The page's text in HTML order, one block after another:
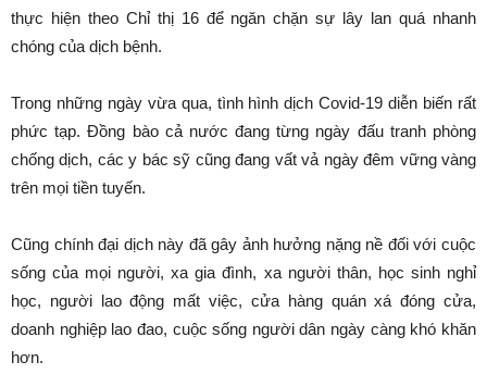
thực hiện theo Chỉ thị 16 để ngăn chặn sự lây lan quá nhanh
chóng của dịch bệnh.
Trong những ngày vừa qua, tình hình dịch Covid-19 diễn biến rất
phức tạp. Đồng bào cả nước đang từng ngày đấu tranh phòng
chống dịch, các y bác sỹ cũng đang vất vả ngày đêm vững vàng
trên mọi tiền tuyến.
Cũng chính đại dịch này đã gây ảnh hưởng nặng nề đối với cuộc
sống của mọi người, xa gia đình, xa người thân, học sinh nghỉ
học, người lao động mất việc, cửa hàng quán xá đóng cửa,
doanh nghiệp lao đao, cuộc sống người dân ngày càng khó khăn
hơn.